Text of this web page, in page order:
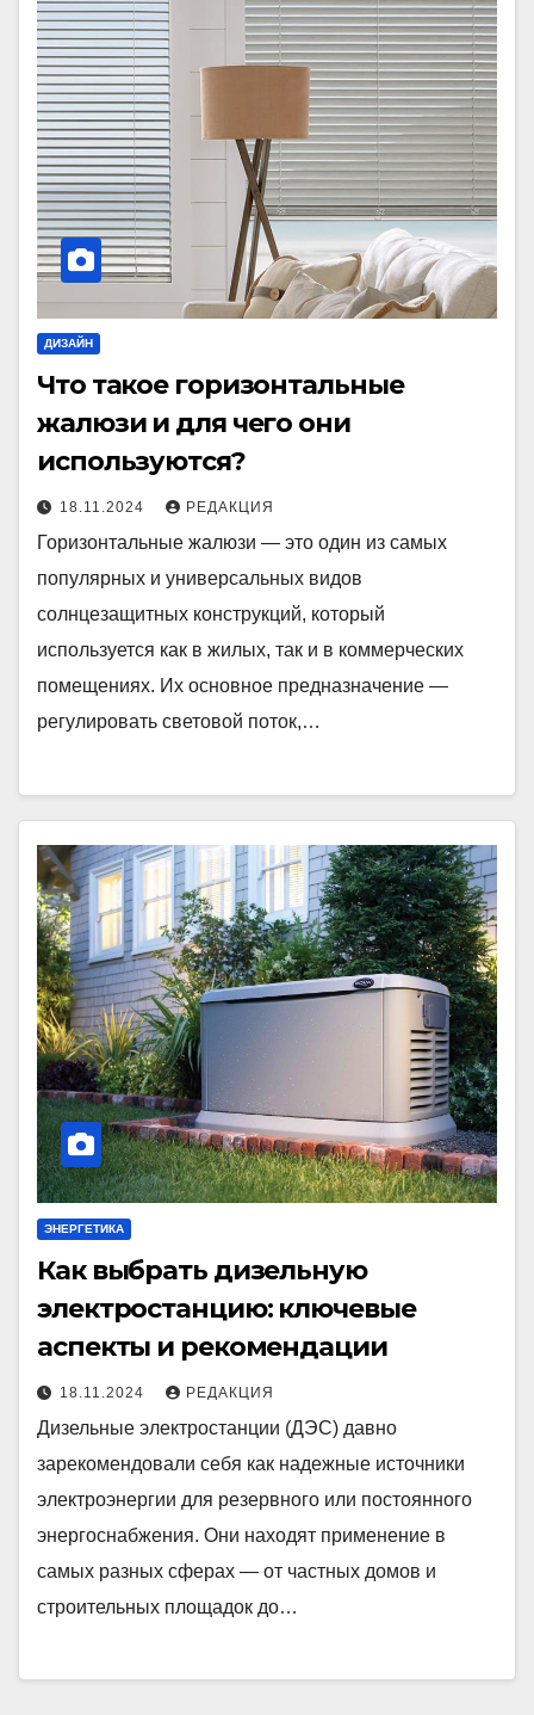
ДИЗАЙН
Что такое горизонтальные
жалюзи и для чего они
используются?
18.11.2024 РЕДАКЦИЯ
Горизонтальные жалюзи — это один из самых
популярных и универсальных видов
солнцезащитных конструкций, который
используется как в жилых, так и в коммерческих
помещениях. Их основное предназначение —
регулировать световой поток,…
ЭНЕРГЕТИКА
Как выбрать дизельную
электростанцию: ключевые
аспекты и рекомендации
18.11.2024 РЕДАКЦИЯ
Дизельные электростанции (ДЭС) давно
зарекомендовали себя как надежные источники
электроэнергии для резервного или постоянного
энергоснабжения. Они находят применение в
самых разных сферах — от частных домов и
строительных площадок до…